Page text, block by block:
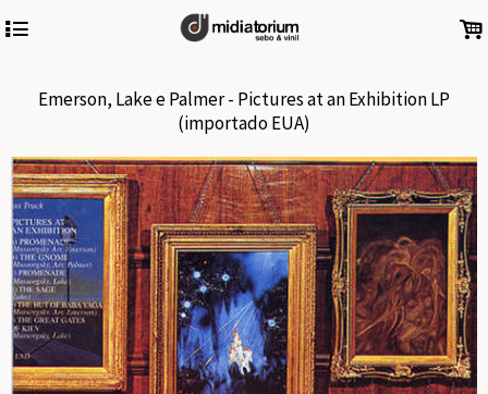
4 .
Emerson, Lake e Palmer - Pictures at an Exhibition LP
(importado EUA)